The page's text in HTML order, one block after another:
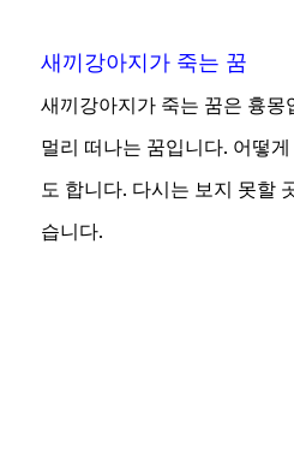
새끼강아지가 죽는 꿈
새끼강아지가 죽는 꿈은 흉몽
멀리 떠나는 꿈입니다. 어떻
도 합니다. 다시는 보지 못할
습니다.